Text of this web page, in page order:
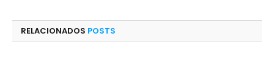
RELACIONADOS POSTS